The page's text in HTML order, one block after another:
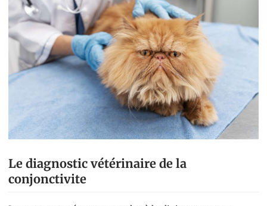
Le diagnostic vétérinaire de la
conjonctivite